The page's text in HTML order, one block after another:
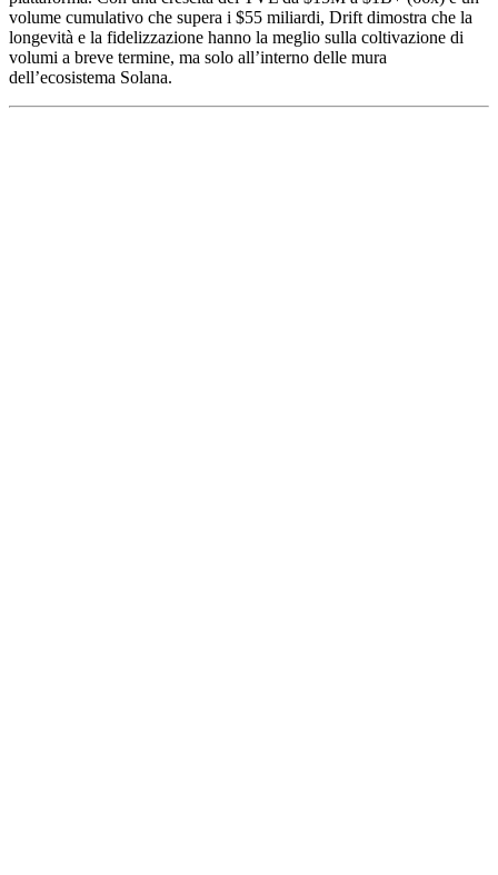
volume cumulativo che supera i $55 miliardi, Drift dimostra che la
longevità e la fidelizzazione hanno la meglio sulla coltivazione di
volumi a breve termine, ma solo all’interno delle mura
dell’ecosistema Solana.